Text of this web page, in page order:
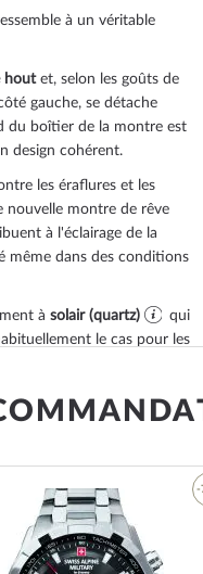
à un véritable
houtet, selon les goûts de
gauche, se détache
du boîtier de la montre est
design cohérent.
les éraflures et les
nouvelle montre de rêve
à l'éclairage de la
même dans des conditions
à solair (quartz)
qui
le cas pour les
une bonne aptitude à
dans la liste ci-
mains sont acceptables.
possible avec cette
mais pas la plongée.
-